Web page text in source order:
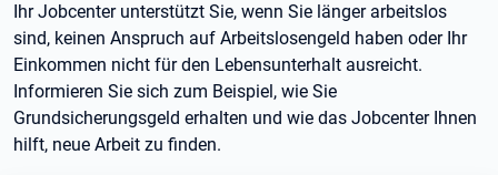
Ihr Jobcenter unterstützt Sie, wenn Sie länger arbeitslos
sind, keinen Anspruch auf Arbeitslosengeld haben oder Ihr
Einkommen nicht für den Lebensunterhalt ausreicht.
Informieren Sie sich zum Beispiel, wie Sie
Grundsicherungsgeld erhalten und wie das Jobcenter Ihnen
hilft, neue Arbeit zu finden.